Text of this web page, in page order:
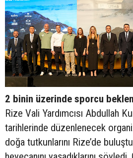
2 binin üzerinde sporcu
Rize Vali Yardımcısı Abdullah
tarihlerinde düzenlenecek
doğa tutkunlarını Rize’de